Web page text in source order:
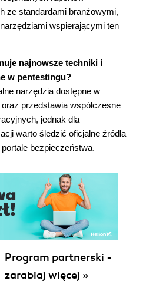
elektronicznej (123)
(125)
(137)
the-middle (139)
aplikacji internetowych
(148)
Engineer Toolkit (149)
pakietu SET do ataku z
(151)
(162)
za pomocą pakietu
ze standardami branżowymi,
wspierającymi ten
najnowsze techniki i
w pentestingu?
narzędzia dostępne w
przedstawia współczesne
jednak dla
warto śledzić oficjalne źródła
bezpieczeństwa.
Program partnerski -
zarabiaj więcej »